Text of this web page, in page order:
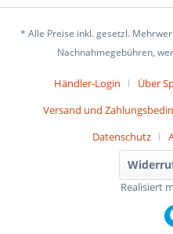
* Alle Preise inkl. gesetzl.
Nachnahmegebühren,
Händler-Login Über
Versand und
Datenschutz
Realisiert